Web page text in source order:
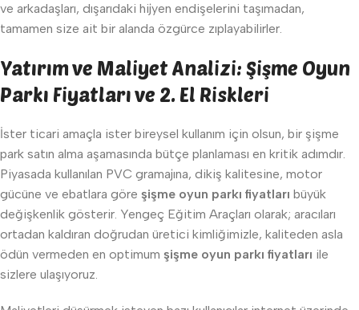
ve arkadaşları, dışarıdaki hijyen endişelerini taşımadan,
tamamen size ait bir alanda özgürce zıplayabilirler.
Yatırım ve Maliyet Analizi: Şişme Oyun
Parkı Fiyatları ve 2. El Riskleri
İster ticari amaçla ister bireysel kullanım için olsun, bir şişme
park satın alma aşamasında bütçe planlaması en kritik adımdır.
Piyasada kullanılan PVC gramajına, dikiş kalitesine, motor
gücüne ve ebatlara göre şişme oyun parkı fiyatları büyük
değişkenlik gösterir. Yengeç Eğitim Araçları olarak; aracıları
ortadan kaldıran doğrudan üretici kimliğimizle, kaliteden asla
ödün vermeden en optimum şişme oyun parkı fiyatları ile
sizlere ulaşıyoruz.